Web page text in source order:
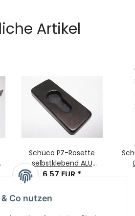
Co nutzen
Artikel
Schüco PZ-Rosette
selbstklebend ALU
bronze elox. eckig
6,57 EUR*